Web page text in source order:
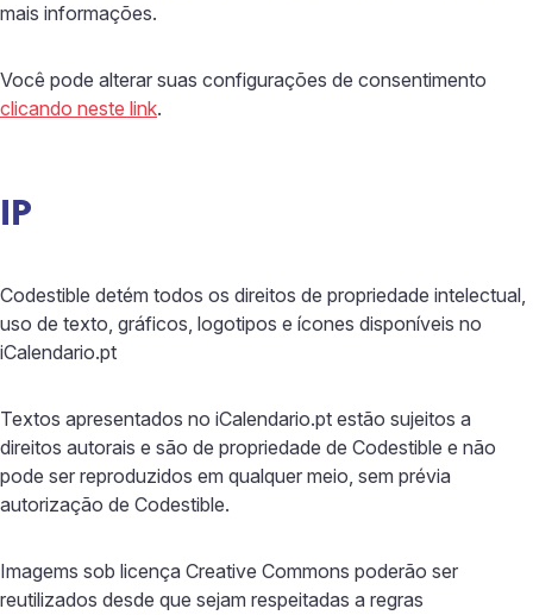
mais informações.
Você pode alterar suas configurações de consentimento
clicando neste link.
IP
Codestible detém todos os direitos de propriedade intelectual,
uso de texto, gráficos, logotipos e ícones disponíveis no
iCalendario.pt
Textos apresentados no iCalendario.pt estão sujeitos a
direitos autorais e são de propriedade de Codestible e não
pode ser reproduzidos em qualquer meio, sem prévia
autorização de Codestible.
Imagems sob licença Creative Commons poderão ser
reutilizados desde que sejam respeitadas a regras